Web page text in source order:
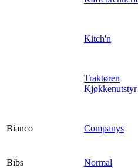
Kitch'n
Traktøren
Kjøkkenutstyr
Bianco Companys
Bibs Normal